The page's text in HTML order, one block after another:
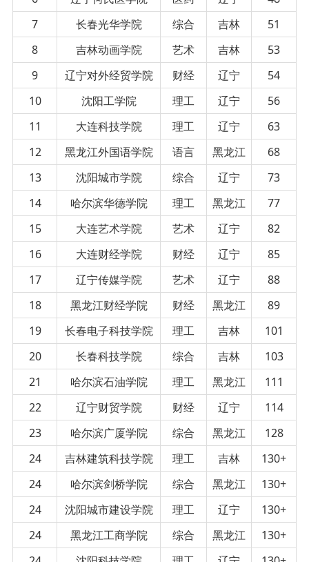
7
长春光华学院 综合 吉林
51
8
吉林动画学院 艺术 吉林
53
9
辽宁对外经贸学院 财经 辽宁
54
10
沈阳工学院 理工 辽宁
56
11
大连科技学院 理工 辽宁
63
12
黑龙江外国语学院 语言 黑龙江
68
13
沈阳城市学院 综合 辽宁
73
14
哈尔滨华德学院 理工 黑龙江
77
15
大连艺术学院 艺术 辽宁
82
16
大连财经学院 财经 辽宁
85
17
辽宁传媒学院 艺术 辽宁
88
18
黑龙江财经学院 财经 黑龙江
89
19
长春电子科技学院 理工 吉林
101
20
长春科技学院 综合 吉林
103
21
哈尔滨石油学院 理工 黑龙江
111
22
辽宁财贸学院 财经 辽宁
114
23
哈尔滨广厦学院 综合 黑龙江
128
24
吉林建筑科技学院 理工 吉林
130+
24
哈尔滨剑桥学院 综合 黑龙江
130+
24
沈阳城市建设学院 理工 辽宁
130+
24
黑龙江工商学院 综合 黑龙江
130+